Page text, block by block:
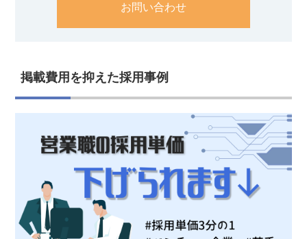
お問い合わせ
掲載費用を抑えた採用事例